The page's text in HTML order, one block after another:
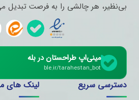
بی‌نظیر، هر چالشی را به فرصت تبدیل
مینی‌اپ طراحستان در بله
ble.ir/tarahestan_bot
دسترسی سریع لینک های